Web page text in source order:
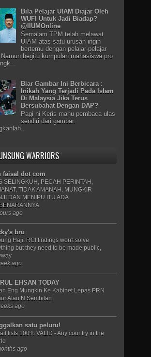
Bila Pelajar UIAM Diajar Oleh
WUFI Untuk Jadi Biadap?
@IIUMOnline
Semalam TPM telah melawat
UIAM atas satu urusan ingin
bertemu dengan pelajar-pelajar
begitu kumpulan mahasiswa pro
Biar Gambar Ini Berbicara :
Inikah Yang Terjadi Pada Islam
Di Malaysia Jika Terus
Bersubahat Dengan DAP?
Pagi ni Keris mahu pembaca ulas
sendiri dari gambar.
WARRIORS
faisal dot com
SELINGKUH, PECAH PERINTAH,
TIDAK AMANAH, MUNGKIR
DAN MENIPU ITU ADA
ago
bru
Haji: RCI findings won't solve
but they need to be made public,
ago
EHSAN TODAY
Eng Mungkin Ke Kabinet Lepas PRN
Atau N.Sembilan
ago
satu peluru!
lists 100% VALID - Any country in the
ago